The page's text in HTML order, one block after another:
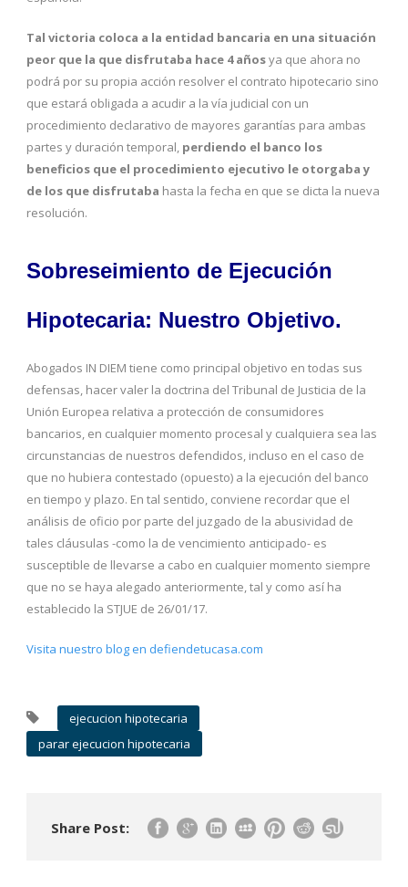
Tal victoria coloca a la entidad bancaria en una situación
peor que la que disfrutaba hace 4 añosya que ahora no
podrá por su propia acción resolver el contrato hipotecario sino
que estará obligada a acudir a la vía judicial con un
procedimiento declarativo de mayores garantías para ambas
partes y duración temporal, perdiendo el banco los
beneficios que el procedimiento ejecutivo le otorgaba y
de los que disfrutaba hasta la fecha en que se dicta la nueva
resolución.
Sobreseimiento de Ejecución
Hipotecaria: Nuestro Objetivo.
Abogados IN DIEM tiene como principal objetivo en todas sus
defensas, hacer valer la doctrina del Tribunal de Justicia de la
Unión Europea relativa a protección de consumidores
bancarios, en cualquier momento procesal y cualquiera sea las
circunstancias de nuestros defendidos, incluso en el caso de
que no hubiera contestado (opuesto) a la ejecución del banco
en tiempo y plazo. En tal sentido, conviene recordar que el
análisis de oficio por parte del juzgado de la abusividad de
tales cláusulas -como la de vencimiento anticipado- es
susceptible de llevarse a cabo en cualquier momento siempre
que no se haya alegado anteriormente, tal y como así ha
establecido la STJUE de 26/01/17.
Visita nuestro blog en defiendetucasa.com
ejecucion hipotecaria
parar ejecucion hipotecaria
Share Post: